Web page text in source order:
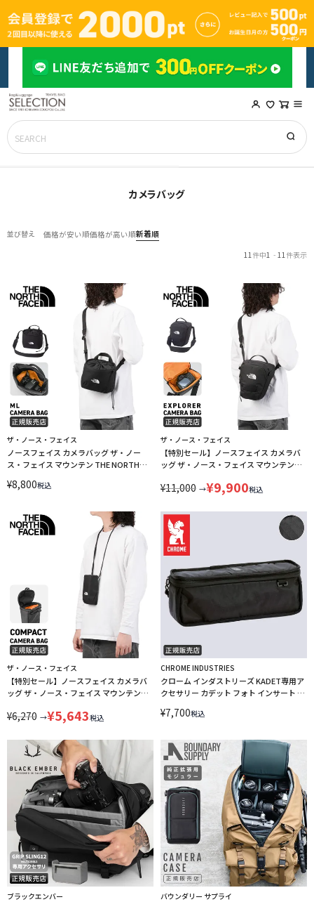
カメラバッグ
並び替え 価格が安い順価格が高い順新着順
11 件中1 - 11 件表示
ザ・ノース・フェイス
ノースフェイス カメラバッグ ザ・ノー
ス・フェイス マウンテン THE NORTH
¥8,800税込
ザ・ノース・フェイス
【特別セール】ノースフェイス カメラバ
ッグ ザ・ノース・フェイス マウンテン
¥11,000 →¥9,900税込
ザ・ノース・フェイス
【特別セール】ノースフェイス カメラバ
ッグ ザ・ノース・フェイス マウンテン
¥6,270 →¥5,643税込
CHROME INDUSTRIES
クローム インダストリーズ KADET専用ア
クセサリー カデット フォト インサート カ
インナーバッグ 一眼レフ カメラ レンズ 保
¥7,700税込
ブラックエンバー バウンダリー サプライ